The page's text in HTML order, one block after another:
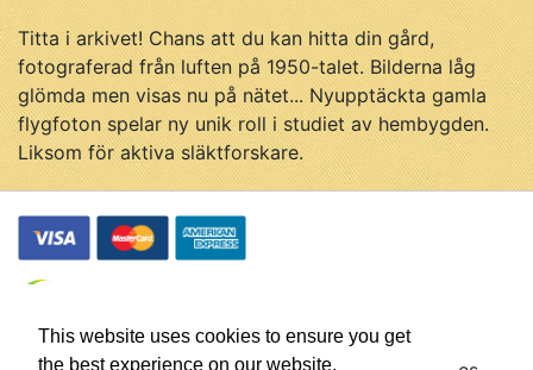
This website uses cookies to ensure you get
the best experience on our website.
Titta i arkivet! Chans att du kan hitta din gård,
fotograferad från luften på 1950-talet. Bilderna låg
glömda men visas nu på nätet... Nyupptäckta gamla
flygfoton spelar ny unik roll i studiet av hembygden.
Liksom för aktiva släktforskare.